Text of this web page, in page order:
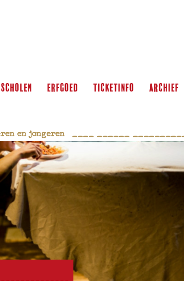
scholen ERFGOED ticketinfo archief
en jongeren ____ ______